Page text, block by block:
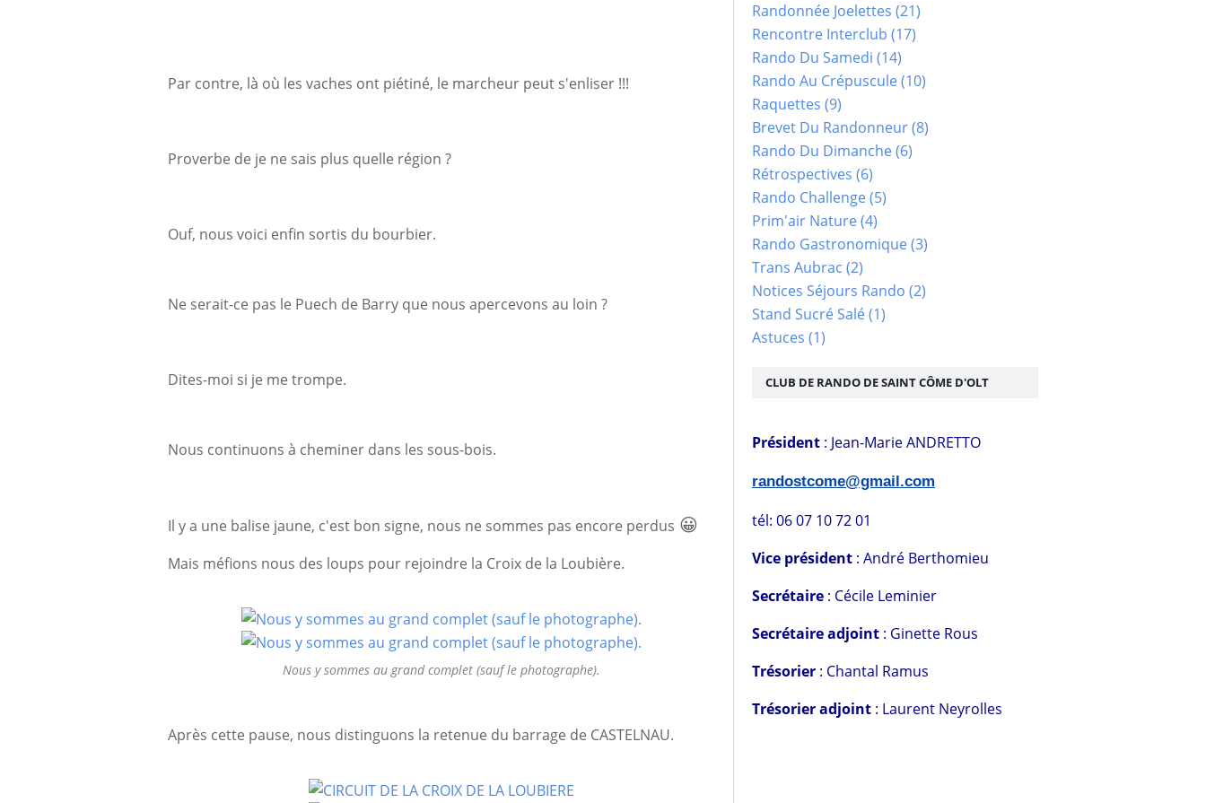
Par contre, là où les vaches ont piétiné, le marcheur peut s'enliser !!!
Proverbe de je ne sais plus quelle région ?
Ouf, nous voici enfin sortis du bourbier.
Ne serait-ce pas le Puech de Barry que nous apercevons au loin ?
Dites-moi si je me trompe.
Nous continuons à cheminer dans les sous-bois.
Il y a une balise jaune, c'est bon signe, nous ne sommes pas encore perdus 😀
Mais méfions nous des loups pour rejoindre la Croix de la Loubière.
Nous y sommes au grand complet (sauf le photographe).
Après cette pause, nous distinguons la retenue du barrage de CASTELNAU.
Randonnée Joelettes (21)
Rencontre Interclub (17)
Rando Du Samedi (14)
Rando Au Crépuscule(10)
Raquettes (9)
Brevet Du Randonneur(8)
Rando Du Dimanche(6)
Rétrospectives (6)
Rando Challenge(5)
Prim'air Nature(4)
Rando Gastronomique(3)
Trans Aubrac (2)
Notices Séjours Rando (2)
Stand Sucré Salé(1)
Astuces (1)
CLUB DE RANDO DE SAINT CÔME D'OLT
Président : Jean-Marie ANDRETTO
randostcome@gmail.com
tél: 06 07 10 72 01
Vice président : André Berthomieu
Secrétaire : Cécile Leminier
Secrétaire adjoint : Ginette Rous
Trésorier : Chantal Ramus
Trésorier adjoint : Laurent Neyrolles